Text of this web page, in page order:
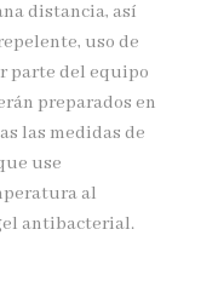
distancia, así
uso de
parte del equipo
preparados en
las medidas de
use
al
antibacterial.